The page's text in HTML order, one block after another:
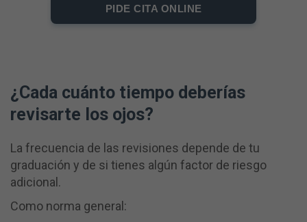
PIDE CITA ONLINE
¿Cada cuánto tiempo deberías
revisarte los ojos?
La frecuencia de las revisiones depende de tu
graduación y de si tienes algún factor de riesgo
adicional.
Como norma general: